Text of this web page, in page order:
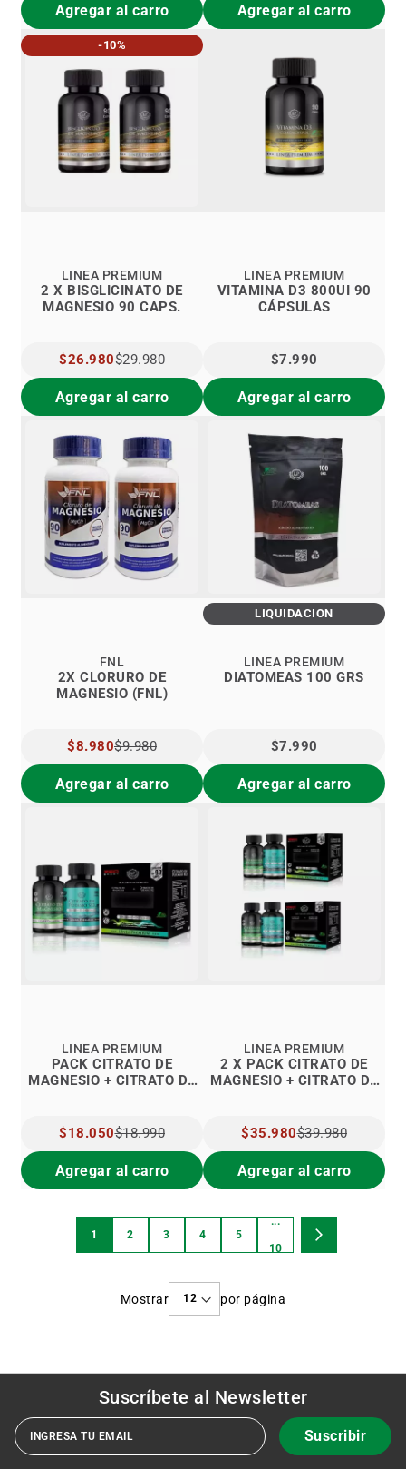
Agregar al carro Agregar al carro
-10%
2 X BISGLICINATO DE
MAGNESIO 90 CAPS.
LINEA PREMIUM
PRECIO
ESPECIAL
$26.980$29.980
Agregar al carro
VITAMINA D3 800UI 90
CÁPSULAS
LINEA PREMIUM
$7.990
Agregar al carro
2X CLORURO DE
MAGNESIO (FNL)
FNL
PRECIO
ESPECIAL
$8.980$9.980
Agregar al carro
LIQUIDACIÓN
DIATOMEAS 100 GRS
LINEA PREMIUM
$7.990
Agregar al carro
PACK CITRATO DE
MAGNESIO + CITRATO DE
LINEA PREMIUM
PRECIO
ESPECIAL
$18.050$18.990
Agregar al carro
2 X PACK CITRATO DE
MAGNESIO + CITRATO DE
LINEA PREMIUM
PRECIO
ESPECIAL
$35.980$39.980
Agregar al carro
1
2
3
4
Página
5
Página
...
10
Mostrar por página
Suscríbete al Newsletter
Suscribir